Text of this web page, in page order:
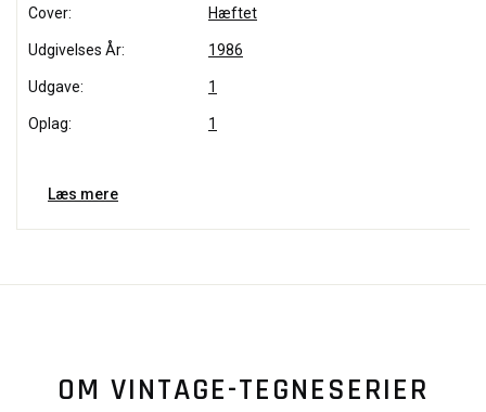
Cover: Hæftet
Udgivelses År: 1986
Udgave: 1
Oplag: 1
Læs mere
OM VINTAGE-TEGNESERIER